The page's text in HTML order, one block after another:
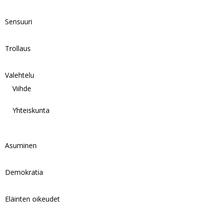
Sensuuri
Trollaus
Valehtelu
Viihde
Yhteiskunta
Asuminen
Demokratia
Eläinten oikeudet